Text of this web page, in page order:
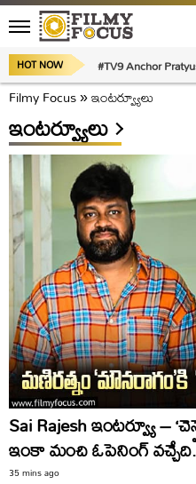
HOT NOW #TV9 Anchor
Filmy Focus»ఇంటర్వ్యూలు
ఇంటర్వ్యూలు
Sai Rajesh ఇంటర్వ్యూ –
ఇంకా మంచి ఓపెనింగ్
35 mins ago